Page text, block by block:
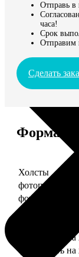
Отправь в
часа!
Срок
Отправим
Сделать
Форматы
Холсты
фотопечать
фотопечать на
фотопечать на
фотопечать
фотопечать
фотопечать на